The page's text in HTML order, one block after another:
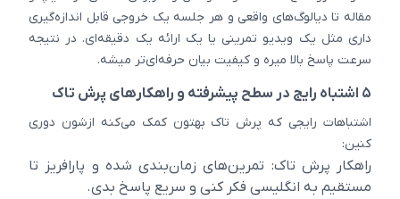
مقاله تا دیالوگ‌های واقعی و هر جلسه یک خروجی قابل اندازه‌گیری
داری مثل یک ویدیو تمرینی یا یک ارائه یک دقیقه‌ای. در نتیجه
سرعت پاسخ بالا میره و کیفیت بیان حرفه‌ای‌تر میشه.
۵ اشتباه رایج در سطح پیشرفته و راهکارهای پرش تاک
اشتباهات رایجی که پرش تاک بهتون کمک می‌کنه ازشون دوری
کنین:
راهکار پرش تاک: تمرین‌های زمان‌بندی شده و پارافریز تا
مستقیم به انگلیسی فکر کنی و سریع پاسخ بدی.